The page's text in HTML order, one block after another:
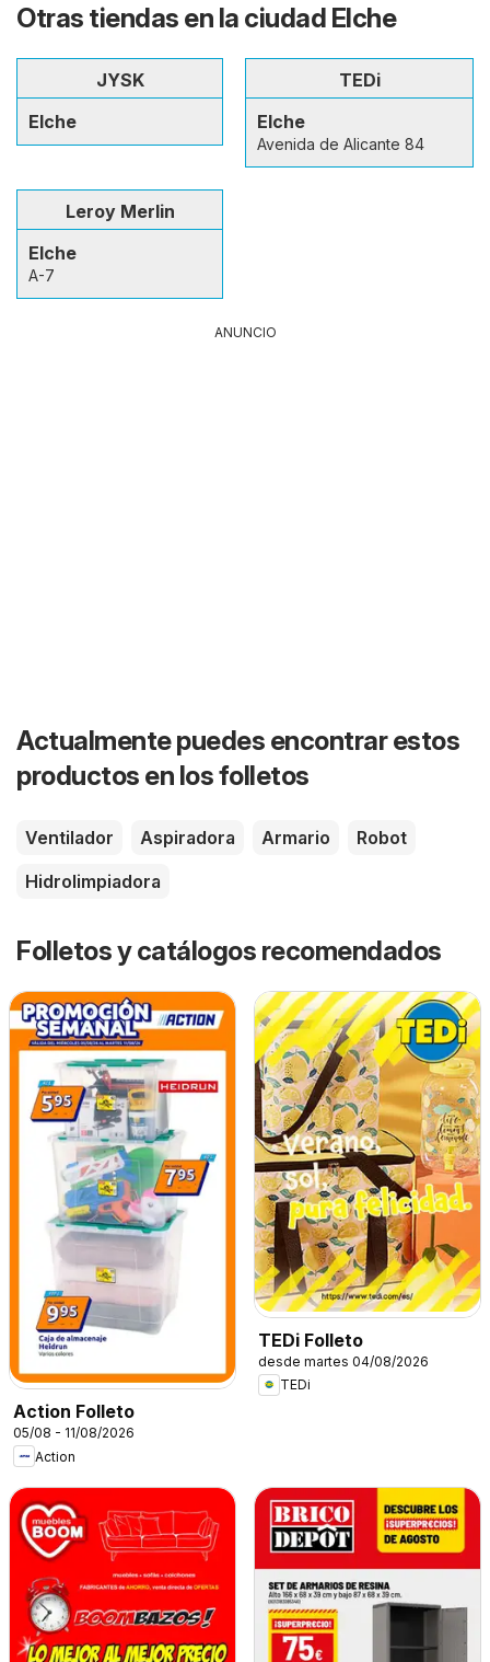
Otras tiendas en la ciudad Elche
JYSK
Elche
TEDi
Elche
Avenida de Alicante 84
Leroy Merlin
Elche
A-7
ANUNCIO
Actualmente puedes encontrar estos
productos en los folletos
Ventilador Aspiradora Armario
Robot
Hidrolimpiadora
Folletos y catálogos recomendados
Action Folleto
05/08 - 11/08/2026
Action
TEDi Folleto
desde martes 04/08/2026
TEDi